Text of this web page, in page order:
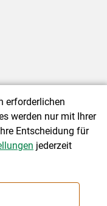
|Barrierefreiheit|
erforderlichen
werden nur mit Ihrer
Entscheidung für
jederzeit